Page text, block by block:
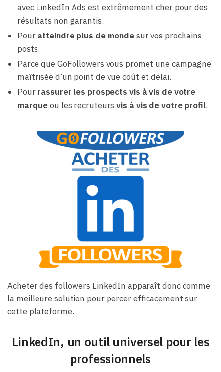
avec LinkedIn Ads est extrêmement cher pour des
résultats non garantis.
Pour atteindre plus de mondesur vos prochains
posts.
Parce que GoFollowers vous promet une campagne
maîtrisée d’un point de vue coût et délai.
Pour rassurer les prospects vis à vis de votre
marqueou les recruteurs vis à vis de votre profil.
Acheter des followers LinkedIn apparaît donc comme
la meilleure solution pour percer efficacement sur
cette plateforme.
LinkedIn, un outil universel pour les
professionnels